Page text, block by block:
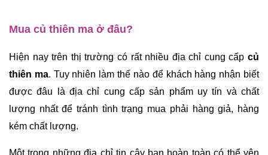
Mua củ thiên ma ở đâu?
Hiện nay trên thị trường có rất nhiều địa chỉ cung cấp củ
thiên ma. Tuy nhiên làm thế nào để khách hàng nhận biết
được đâu là địa chỉ cung cấp sản phẩm uy tín và chất
lượng nhất để tránh tình trạng mua phải hàng giả, hàng
kém chất lượng.
Một trong những địa chỉ tin cậy bạn hoàn toàn có thể yên